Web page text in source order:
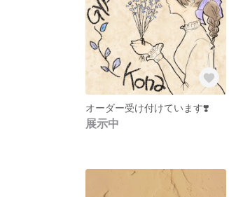
オーダー受け付けています❣️
展示中